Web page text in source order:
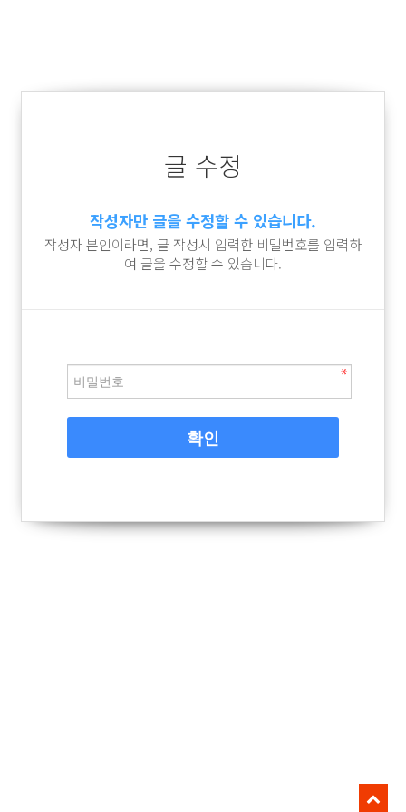
글 수정
작성자만 글을 수정할 수 있습니다.
작성자 본인이라면, 글 작성시 입력한 비밀번호를 입력하
여 글을 수정할 수 있습니다.